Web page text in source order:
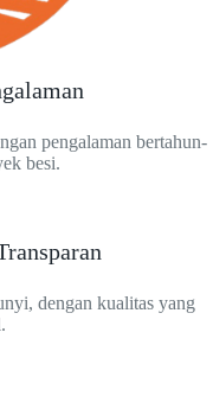
pengalaman bertahun-
besi.
dengan kualitas yang